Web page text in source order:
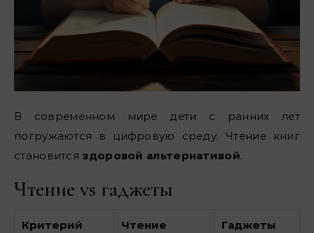
В современном мире дети с ранних лет
погружаются в цифровую среду. Чтение книг
становится здоровой альтернативой.
Чтение vs гаджеты
Критерий Чтение Гаджеты